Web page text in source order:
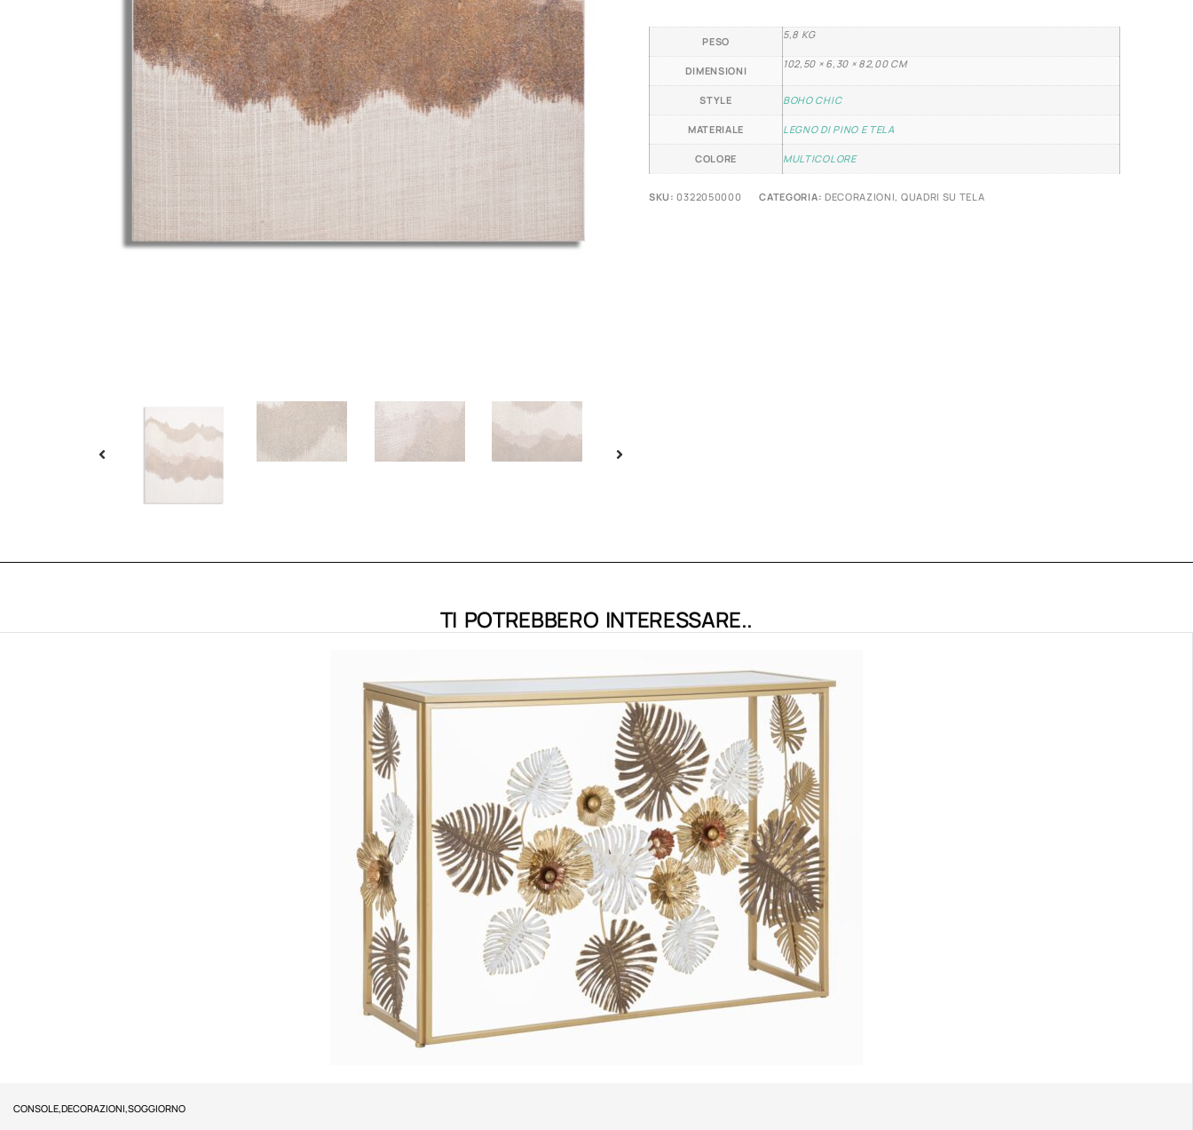
PESO
5,8 KG
DIMENSIONI
102,50 × 6,30 × 82,00 CM
STYLE BOHO CHIC
MATERIALE LEGNO DI PINO E TELA
COLORE MULTICOLORE
SKU:0322050000 CATEGORIA: DECORAZIONI QUADRI SU TELA
TI POTREBBERO INTERESSARE..
CONSOLE,DECORAZIONI,SOGGIORNO